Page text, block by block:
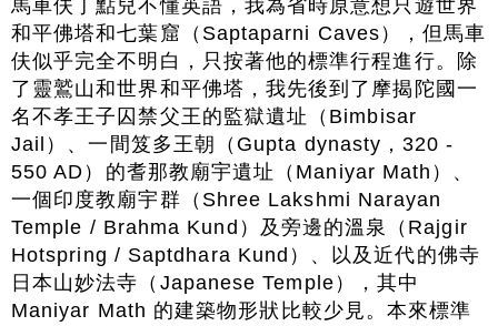
馬車伕丁點兒不懂英語，我為省時原意想只遊世界
和平佛塔和七葉窟（Saptaparni Caves），但馬車
伕似乎完全不明白，只按著他的標準行程進行。除
了靈鷲山和世界和平佛塔，我先後到了摩揭陀國一
名不孝王子囚禁父王的監獄遺址（Bimbisar
Jail）、一間笈多王朝（Gupta dynasty，320 -
550 AD）的耆那教廟宇遺址（Maniyar Math）、
一個印度教廟宇群（Shree Lakshmi Narayan
Temple / Brahma Kund）及旁邊的溫泉（Rajgir
Hotspring / Saptdhara Kund）、以及近代的佛寺
日本山妙法寺（Japanese Temple），其中
Maniyar Math 的建築物形狀比較少見。本來標準